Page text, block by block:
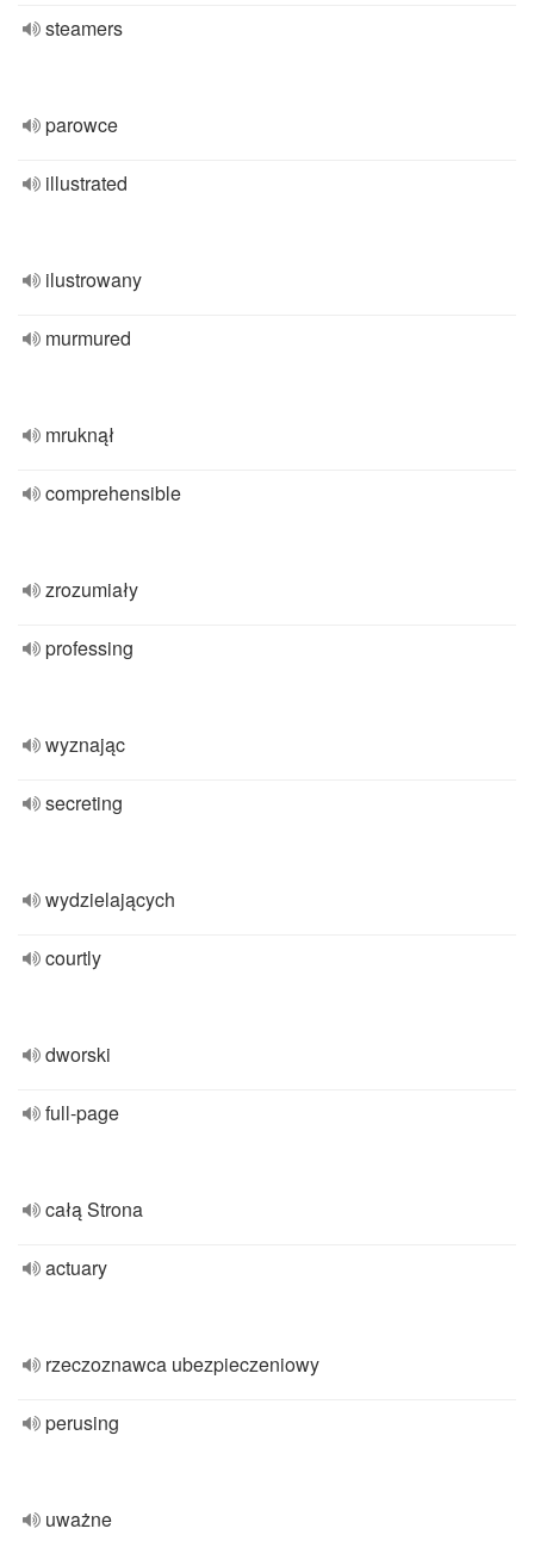
steamers
parowce
illustrated
ilustrowany
murmured
mruknął
comprehensible
zrozumiały
professing
wyznając
secreting
wydzielających
courtly
dworski
full-page
całą Strona
actuary
rzeczoznawca ubezpieczeniowy
perusing
uważne